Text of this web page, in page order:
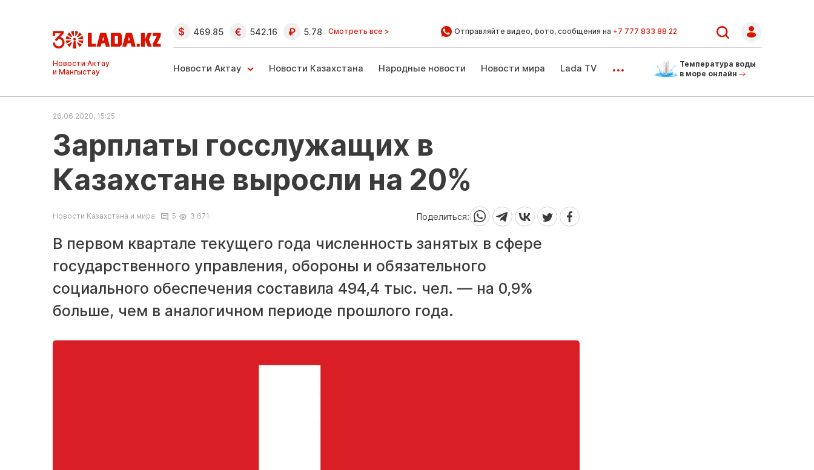
Ақтау және
Манғыстау
жаңалықтары
469.85 542.16 5.78 Смотреть все > Отправляйте видео, фото, сообщения на +7 777 833 88 22
Новости Актау Новости Казахстана Народные новости Новости мира Lada TV ...
Температура воды
в море онлайн
26.06.2020, 15:25
Зарплаты госслужащих в
Казахстане выросли на 20%
Новости Казахстана и мира 5 3 671 Поделиться:
В первом квартале текущего года численность занятых в сфере
государственного управления, обороны и обязательного
социального обеспечения составила 494,4 тыс. чел. — на 0,9%
больше, чем в аналогичном периоде прошлого года.